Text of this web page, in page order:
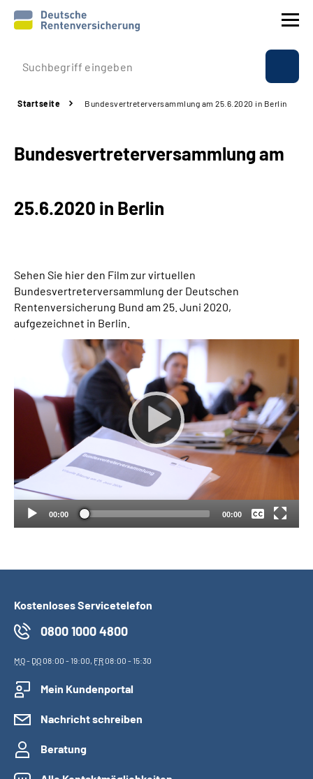
Prävention
Rente
Über uns & Presse
Online-Services
Language
Inhalte in Gebärdensprache (DGS)
Leichte Sprache
Mein Kundenportal
Startseite Bundesvertreterversammlung am 25.6.2020 in Berlin
Bundesvertreterversammlung am
25.6.2020 in Berlin
Sehen Sie hier den Film zur virtuellen
Bundesvertreterversammlung der Deutschen
Rentenversicherung Bund am 25. Juni 2020,
aufgezeichnet in Berlin.
00:00 00:00
Kostenloses Servicetelefon
0800 1000 4800
MO- DO08:00 - 19:00, FR08:00 - 15:30
Mein Kundenportal
Nachricht schreiben
Beratung